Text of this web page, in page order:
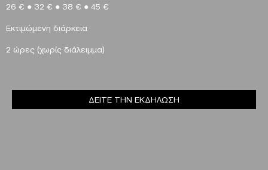
26 € ● 32 € ● 38 € ● 45 €
Εκτιμώμενη διάρκεια
2 ώρες (χωρίς διάλειμμα)
ΔΕΙΤΕ ΤΗΝ ΕΚΔΗΛΩΣΗ